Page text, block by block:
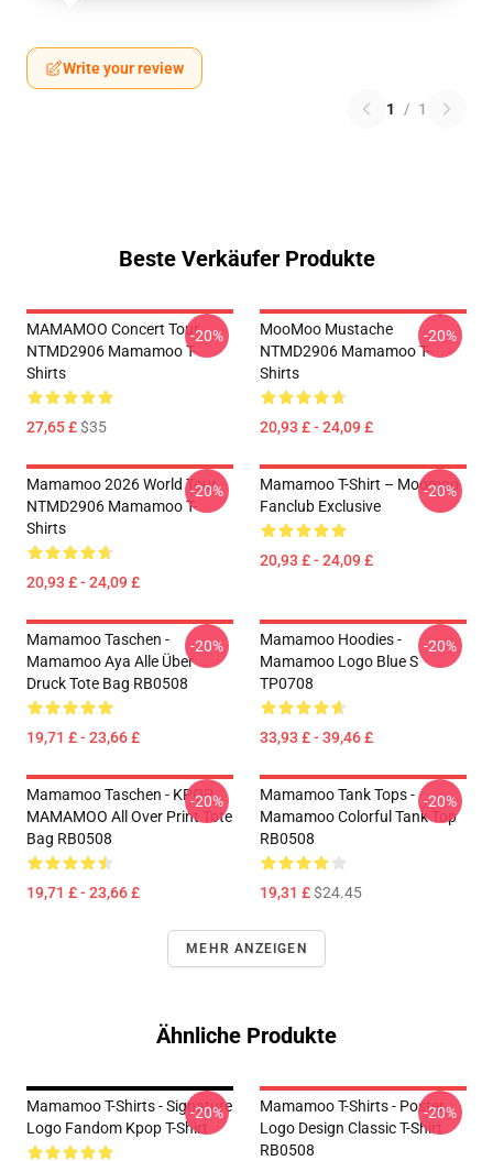
Write your review
1 / 1
Beste Verkäufer Produkte
MAMAMOO Concert Tour
NTMD2906 Mamamoo T-
Shirts
27,65 £$35
-20%
MooMoo Mustache
NTMD2906 Mamamoo T-
Shirts
20,93 £ - 24,09 £
-20%
Mamamoo 2026 World Tour
NTMD2906 Mamamoo T-
Shirts
20,93 £ - 24,09 £
-20%
Mamamoo T-Shirt – Moomoo
Fanclub Exclusive
20,93 £ - 24,09 £
-20%
Mamamoo Taschen -
Mamamoo Aya Alle Über
Druck Tote Bag RB0508
19,71 £ - 23,66 £
-20%
Mamamoo Hoodies -
Mamamoo Logo Blue S
TP0708
33,93 £ - 39,46 £
-20%
Mamamoo Taschen - KPOP
MAMAMOO All Over Print Tote
Bag RB0508
19,71 £ - 23,66 £
-20%
Mamamoo Tank Tops -
Mamamoo Colorful Tank Top
RB0508
19,31 £$24.45
-20%
MEHR ANZEIGEN
Ähnliche Produkte
Mamamoo T-Shirts - Signature
Logo Fandom Kpop T-Shirt
-20%
Mamamoo T-Shirts - Poster
Logo Design Classic T-Shirt
RB0508
-20%